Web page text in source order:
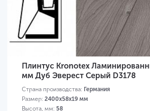
Плинтус Kronotex
мм Дуб Эверест Серый D3178
Страна производства: Германия
Размер: 2400х58х19 мм
Высота, мм: 58